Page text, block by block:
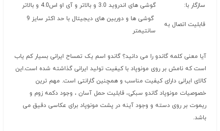
سازگار با:
گوشی های اندروید 3.0 و بالاتر و آی او اس4.0 و بالاتر
قابلیت اتصال به
گوشی ها و دوربین های دیجیتال با حد اکثر سایز 9
سانتیمتر
آیا معنی کلمه گاندو را می دانید؟ گاندو اسم یک تمساح ایرانی بسیار کم یاب
است که نامش بر روی مونوپاد با کیفیت تولید ایرانی گذاشته شده است.این
کالای ایرانی دارای کیفیت مناسب و همچنین گارانتی است. مهم ترین
خصوصیات مونوپاد گاندو سبکی، قابلیت حمل آسان ، وجود دکمه زوم و
ریموت بر روی دسته و وجود آینه در پشت مونوپاد برای عکاسی دقیق می
باشد.